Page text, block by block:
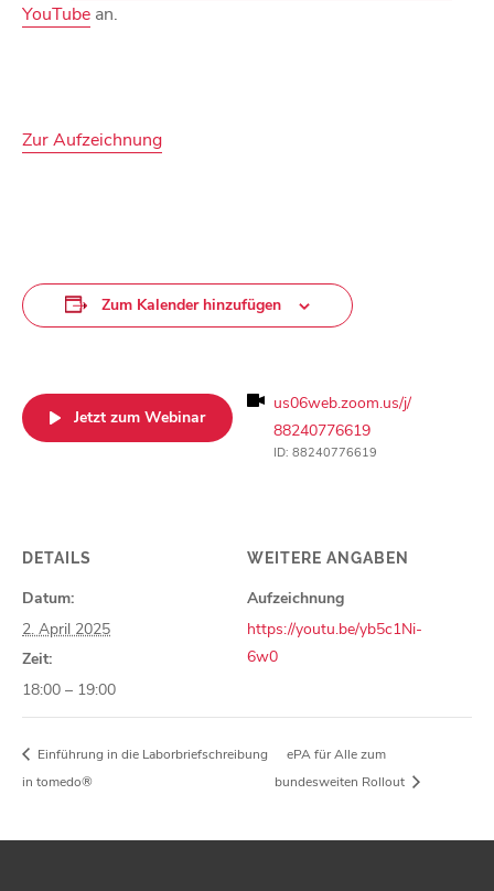
YouTube an.
Zur Aufzeichnung
Zum Kalender hinzufügen
Jetzt zum Webinar
us06web.zoom.us/j/
88240776619
ID: 88240776619
DETAILS
Datum:
2. April 2025
Zeit:
18:00 – 19:00
WEITERE ANGABEN
Aufzeichnung
https://youtu.be/yb5c1Ni-
6w0
Einführung in die Laborbriefschreibung
in tomedo®
ePA für Alle zum
bundesweiten Rollout